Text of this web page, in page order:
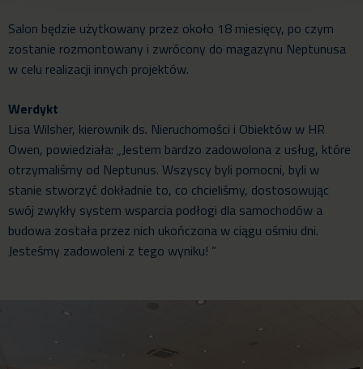
Salon będzie użytkowany przez około 18 miesięcy, po czym
zostanie rozmontowany i zwrócony do magazynu Neptunusa
w celu realizacji innych projektów.
Werdykt
Lisa Wilsher, kierownik ds. Nieruchomości i Obiektów w HR
Owen, powiedziała: „Jestem bardzo zadowolona z usług, które
otrzymaliśmy od Neptunus. Wszyscy byli pomocni, byli w
stanie stworzyć dokładnie to, co chcieliśmy, dostosowując
swój zwykły system wsparcia podłogi dla samochodów a
budowa została przez nich ukończona w ciągu ośmiu dni.
Jesteśmy zadowoleni z tego wyniku! ”